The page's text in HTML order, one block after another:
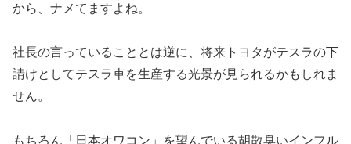
から、ナメてますよね。
社長の言っていることとは逆に、将来トヨタがテスラの下
請けとしてテスラ車を生産する光景が見られるかもしれま
せん。
もちろん「日本オワコン」を望んでいる胡散臭いインフル